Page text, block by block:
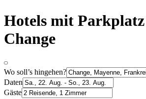
Hotels mit
Change
Wo soll’s hingehen?
Daten
Gäste